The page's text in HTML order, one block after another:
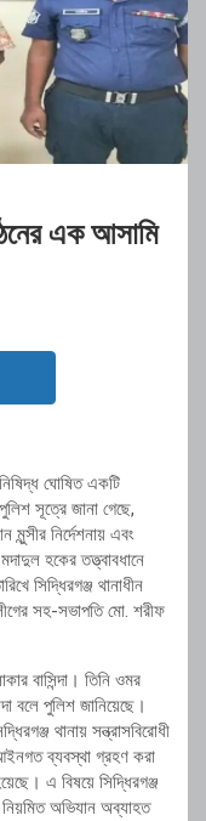
এক আসামি
ঘোষিত একটি
সূত্রে জানা গেছে,
মুন্সীর নির্দেশনায় এবং
হকের তত্ত্বাবধানে
সিদ্ধিরগঞ্জ থানাধীন
সহ-সভাপতি মো. শরীফ
বাসিন্দা। তিনি ওমর
বলে পুলিশ জানিয়েছে।
থানায় সন্ত্রাসবিরোধী
ব্যবস্থা গ্রহণ করা
এ বিষয়ে সিদ্ধিরগঞ্জ
নিয়মিত অভিযান অব্যাহত